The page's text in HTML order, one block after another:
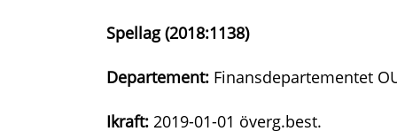
Spellag (2018:1138)
Departement: Finansdepartementet
Ikraft: 2019-01-01 överg.best.